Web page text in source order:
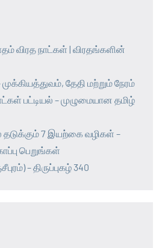
விரத நாட்கள் | விரதங்களின்
முக்கியத்துவம், தேதி மற்றும் நேரம்
பட்டியல் – முழுமையான தமிழ்
7 இயற்கை வழிகள் –
பெறுங்கள்
– திருப்புகழ் 340